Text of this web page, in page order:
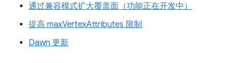
通过兼容模式扩大覆盖面（功能正在开发中）
提高 maxVertexAttributes 限制
Dawn 更新